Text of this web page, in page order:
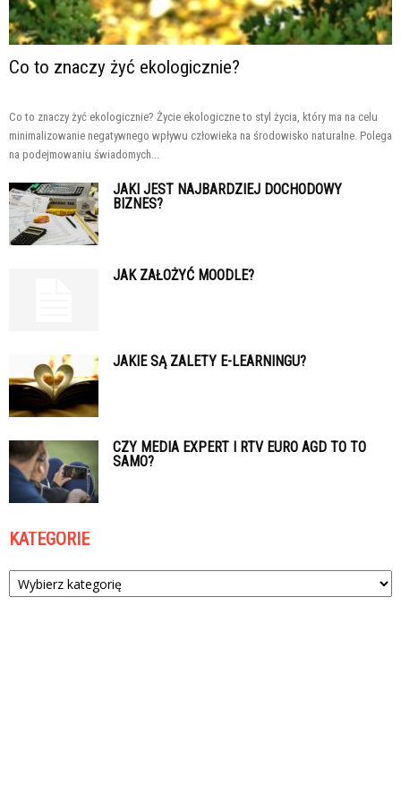
Co to znaczy żyć ekologicznie?
Co to znaczy żyć ekologicznie? Życie ekologiczne to styl życia, który ma na celu
minimalizowanie negatywnego wpływu człowieka na środowisko naturalne. Polega
na podejmowaniu świadomych...
JAKI JEST NAJBARDZIEJ DOCHODOWY
BIZNES?
JAK ZAŁOŻYĆ MOODLE?
JAKIE SĄ ZALETY E-LEARNINGU?
CZY MEDIA EXPERT I RTV EURO AGD TO TO
SAMO?
KATEGORIE
Kategorie